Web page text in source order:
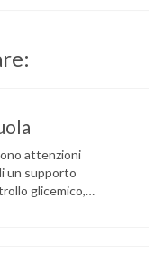
attenzioni
un supporto
glicemico,